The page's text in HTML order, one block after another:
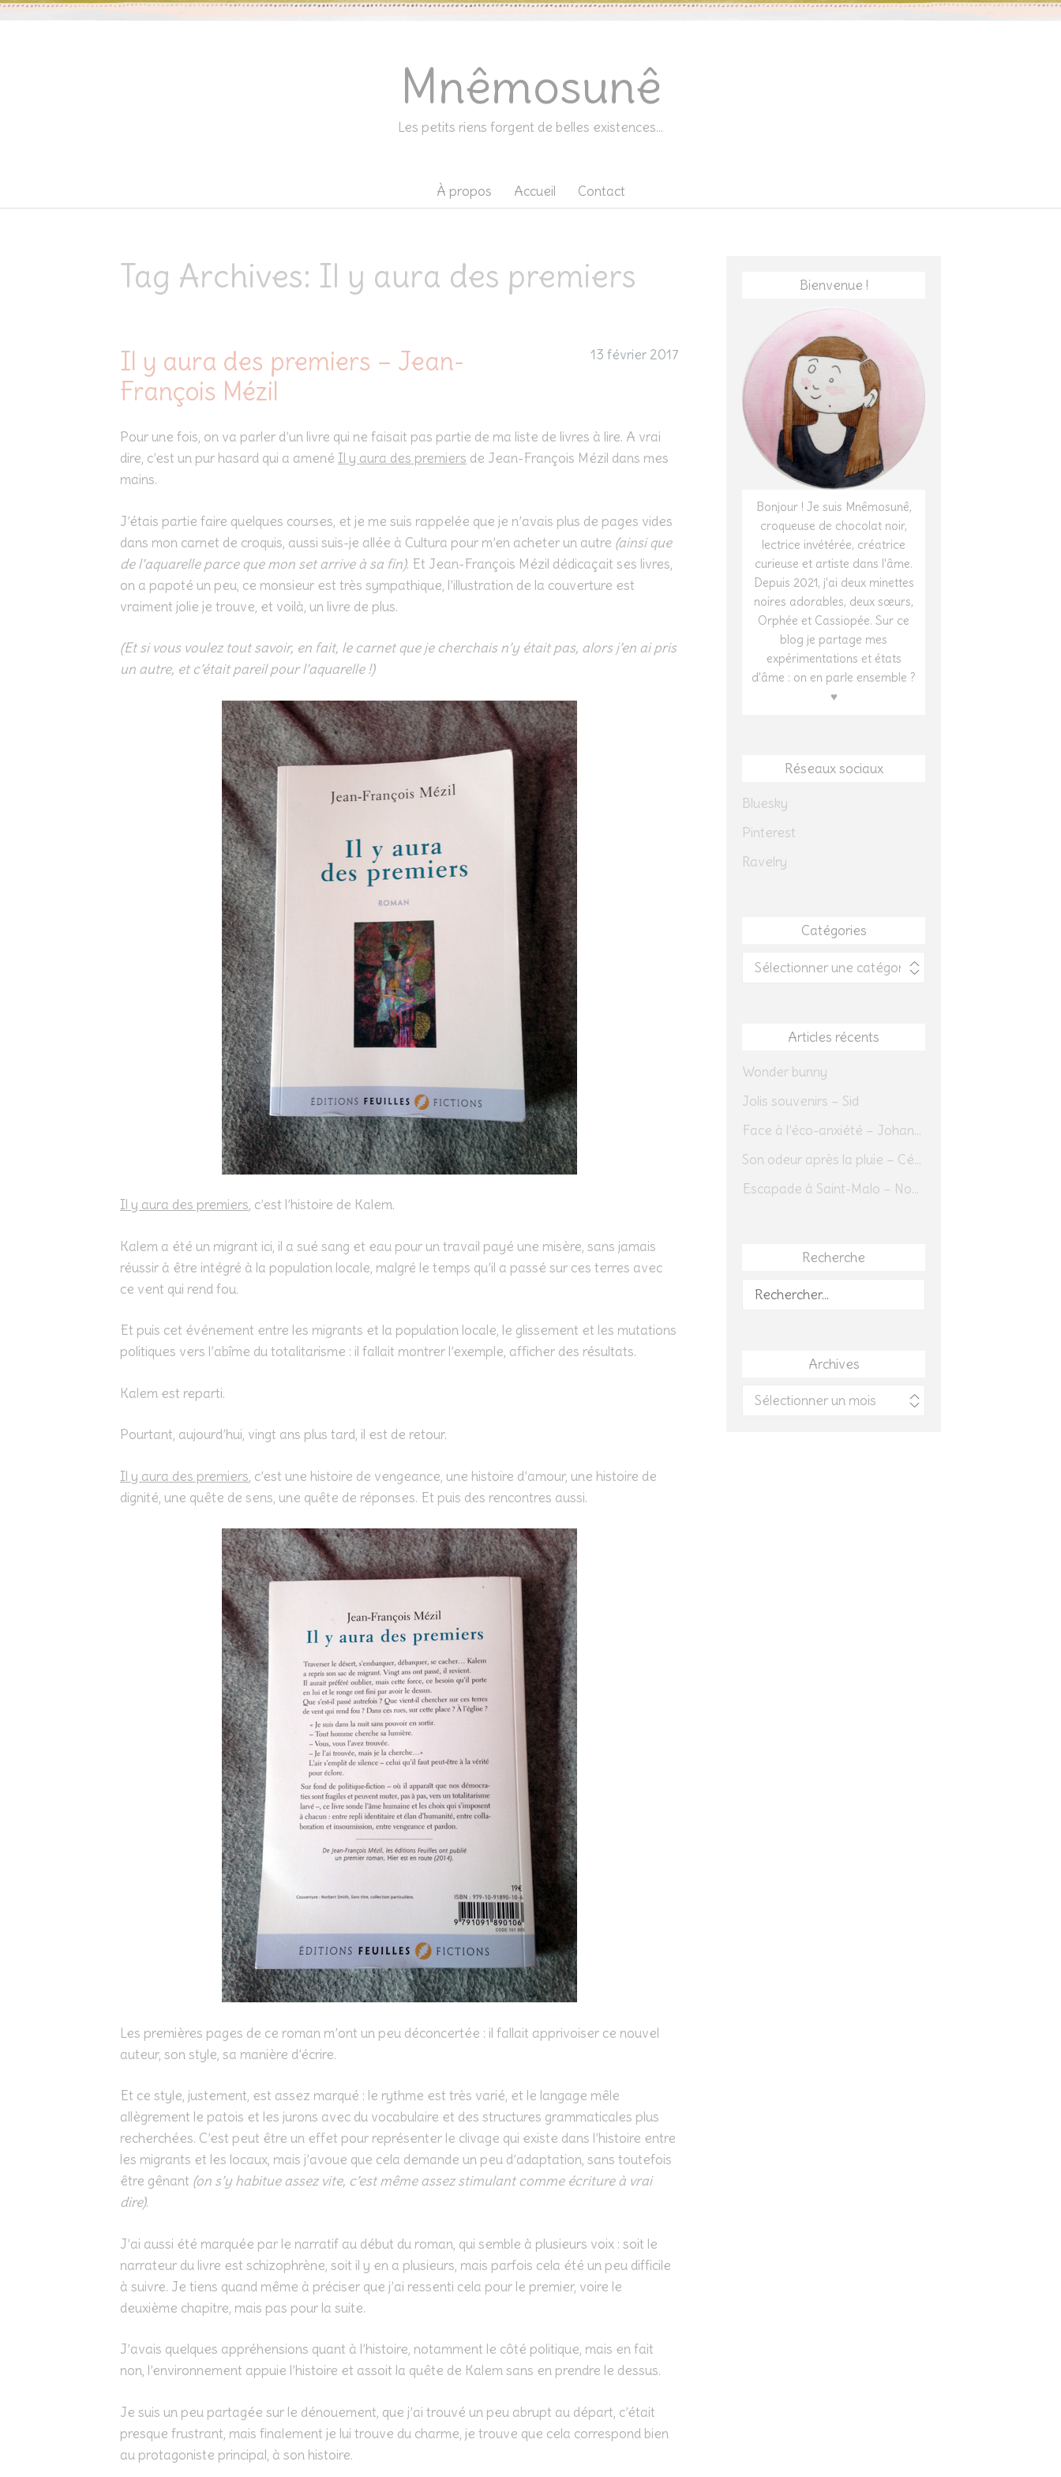
Mnêmosunê
Les petits riens forgent de belles existences…
À propos Accueil Contact
Tag Archives: Il y aura des premiers
Il y aura des premiers – Jean-
François Mézil
13 février 2017
Pour une fois, on va parler d’un livre qui ne faisait pas partie de ma liste de livres à lire. A vrai
dire, c’est un pur hasard qui a amené Il y aura des premiers de Jean-François Mézil dans mes
mains.
J’étais partie faire quelques courses, et je me suis rappelée que je n’avais plus de pages vides
dans mon carnet de croquis, aussi suis-je allée à Cultura pour m’en acheter un autre (ainsi que
de l’aquarelle parce que mon set arrive à sa fin). Et Jean-François Mézil dédicaçait ses livres,
on a papoté un peu, ce monsieur est très sympathique, l’illustration de la couverture est
vraiment jolie je trouve, et voilà, un livre de plus.
(Et si vous voulez tout savoir, en fait, le carnet que je cherchais n’y était pas, alors j’en ai pris
un autre, et c’était pareil pour l’aquarelle !)
Il y aura des premiers, c’est l’histoire de Kalem.
Kalem a été un migrant ici, il a sué sang et eau pour un travail payé une misère, sans jamais
réussir à être intégré à la population locale, malgré le temps qu’il a passé sur ces terres avec
ce vent qui rend fou.
Et puis cet événement entre les migrants et la population locale, le glissement et les mutations
politiques vers l’abîme du totalitarisme : il fallait montrer l’exemple, afficher des résultats.
Kalem est reparti.
Pourtant, aujourd’hui, vingt ans plus tard, il est de retour.
Il y aura des premiers, c’est une histoire de vengeance, une histoire d’amour, une histoire de
dignité, une quête de sens, une quête de réponses. Et puis des rencontres aussi.
Les premières pages de ce roman m’ont un peu déconcertée : il fallait apprivoiser ce nouvel
auteur, son style, sa manière d’écrire.
Et ce style, justement, est assez marqué : le rythme est très varié, et le langage mêle
allègrement le patois et les jurons avec du vocabulaire et des structures grammaticales plus
recherchées. C’est peut être un effet pour représenter le clivage qui existe dans l’histoire entre
les migrants et les locaux, mais j’avoue que cela demande un peu d’adaptation, sans toutefois
être gênant (on s’y habitue assez vite, c’est même assez stimulant comme écriture à vrai
dire).
J’ai aussi été marquée par le narratif au début du roman, qui semble à plusieurs voix : soit le
narrateur du livre est schizophrène, soit il y en a plusieurs, mais parfois cela été un peu difficile
à suivre. Je tiens quand même à préciser que j’ai ressenti cela pour le premier, voire le
deuxième chapitre, mais pas pour la suite.
J’avais quelques appréhensions quant à l’histoire, notamment le côté politique, mais en fait
non, l’environnement appuie l’histoire et assoit la quête de Kalem sans en prendre le dessus.
Je suis un peu partagée sur le dénouement, que j’ai trouvé un peu abrupt au départ, c’était
presque frustrant, mais finalement je lui trouve du charme, je trouve que cela correspond bien
au protagoniste principal, à son histoire.
Bienvenue !
Bonjour ! Je suis Mnêmosunê,
croqueuse de chocolat noir,
lectrice invétérée, créatrice
curieuse et artiste dans l'âme.
Depuis 2021, j'ai deux minettes
noires adorables, deux sœurs,
Orphée et Cassiopée. Sur ce
blog je partage mes
expérimentations et états
d'âme : on en parle ensemble ?
♥
Réseaux sociaux
Bluesky
Pinterest
Ravelry
Catégories
Catégories
Articles récents
Wonder bunny
Jolis souvenirs – Sid
Face à l’éco-anxiété – Johannes Herrmann
Son odeur après la pluie – Cédric Sapin-Defour
Escapade à Saint-Malo – Novembre 2025 – Jour 1
Recherche
Rechercher :
Archives
Archives